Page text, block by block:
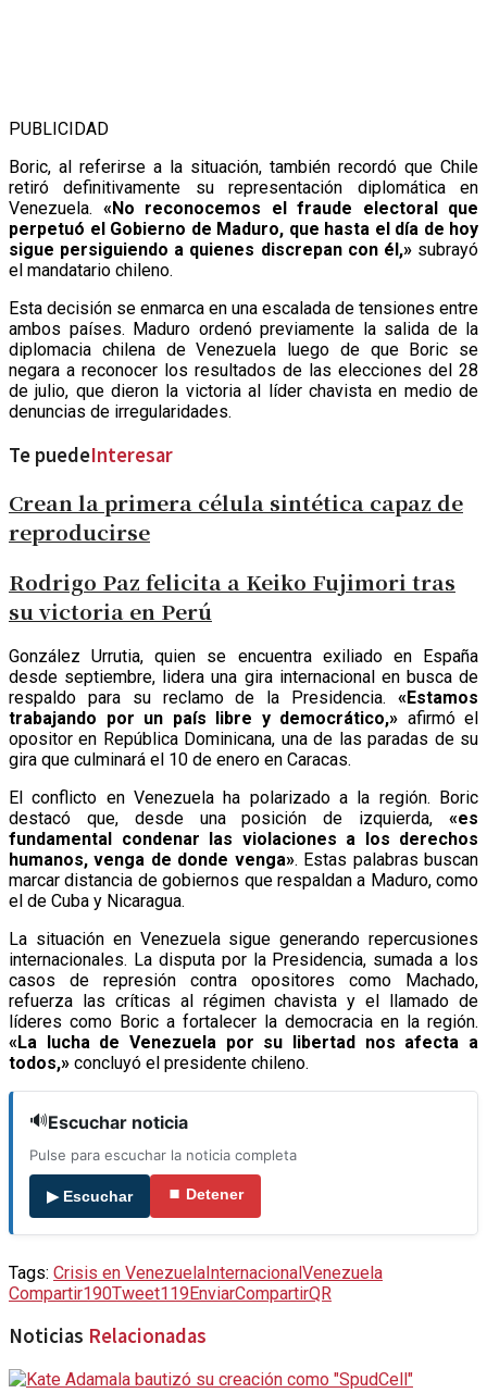
PUBLICIDAD
Boric, al referirse a la situación, también recordó que Chile
retiró definitivamente su representación diplomática en
Venezuela. «No reconocemos el fraude electoral que
perpetuó el Gobierno de Maduro, que hasta el día de hoy
sigue persiguiendo a quienes discrepan con él,»subrayó
el mandatario chileno.
Esta decisión se enmarca en una escalada de tensiones entre
ambos países. Maduro ordenó previamente la salida de la
diplomacia chilena de Venezuela luego de que Boric se
negara a reconocer los resultados de las elecciones del 28
de julio, que dieron la victoria al líder chavista en medio de
denuncias de irregularidades.
Te puedeInteresar
Crean la primera célula sintética capaz de
reproducirse
Rodrigo Paz felicita a Keiko Fujimori tras
su victoria en Perú
González Urrutia, quien se encuentra exiliado en España
desde septiembre, lidera una gira internacional en busca de
respaldo para su reclamo de la Presidencia. «Estamos
trabajando por un país libre y democrático,» afirmó el
opositor en República Dominicana, una de las paradas de su
gira que culminará el 10 de enero en Caracas.
El conflicto en Venezuela ha polarizado a la región. Boric
destacó que, desde una posición de izquierda, «es
fundamental condenar las violaciones a los derechos
humanos, venga de donde venga». Estas palabras buscan
marcar distancia de gobiernos que respaldan a Maduro, como
el de Cuba y Nicaragua.
La situación en Venezuela sigue generando repercusiones
internacionales. La disputa por la Presidencia, sumada a los
casos de represión contra opositores como Machado,
refuerza las críticas al régimen chavista y el llamado de
líderes como Boric a fortalecer la democracia en la región.
«La lucha de Venezuela por su libertad nos afecta a
todos,» concluyó el presidente chileno.
🔊Escuchar noticia
Pulse para escuchar la noticia completa
▶ Escuchar ⏹ Detener
Tags: Crisis en VenezuelaInternacionalVenezuela
Compartir190Tweet119EnviarCompartirQR
Noticias Relacionadas